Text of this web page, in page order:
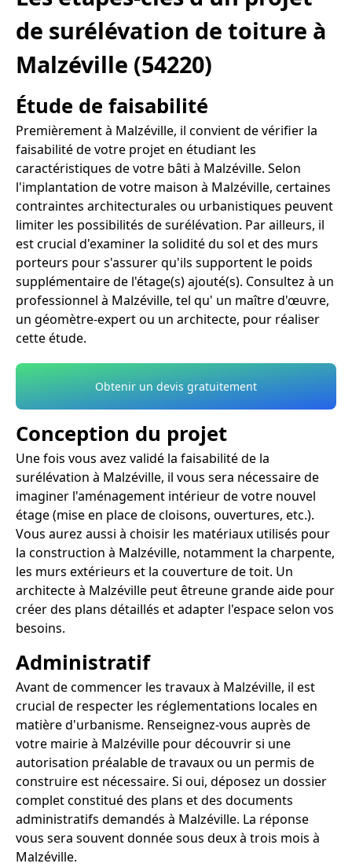
de surélévation de toiture à
Malzéville (54220)
Étude de faisabilité
Premièrement à Malzéville, il convient de vérifier la
faisabilité de votre projet en étudiant les
caractéristiques de votre bâti à Malzéville. Selon
l'implantation de votre maison à Malzéville, certaines
contraintes architecturales ou urbanistiques peuvent
limiter les possibilités de surélévation. Par ailleurs, il
est crucial d'examiner la solidité du sol et des murs
porteurs pour s'assurer qu'ils supportent le poids
supplémentaire de l'étage(s) ajouté(s). Consultez à un
professionnel à Malzéville, tel qu' un maître d'œuvre,
un géomètre-expert ou un architecte, pour réaliser
cette étude.
Obtenir un devis gratuitement
Conception du projet
Une fois vous avez validé la faisabilité de la
surélévation à Malzéville, il vous sera nécessaire de
imaginer l'aménagement intérieur de votre nouvel
étage (mise en place de cloisons, ouvertures, etc.).
Vous aurez aussi à choisir les matériaux utilisés pour
la construction à Malzéville, notamment la charpente,
les murs extérieurs et la couverture de toit. Un
architecte à Malzéville peut êtreune grande aide pour
créer des plans détaillés et adapter l'espace selon vos
besoins.
Administratif
Avant de commencer les travaux à Malzéville, il est
crucial de respecter les réglementations locales en
matière d'urbanisme. Renseignez-vous auprès de
votre mairie à Malzéville pour découvrir si une
autorisation préalable de travaux ou un permis de
construire est nécessaire. Si oui, déposez un dossier
complet constitué des plans et des documents
administratifs demandés à Malzéville. La réponse
vous sera souvent donnée sous deux à trois mois à
Malzéville.